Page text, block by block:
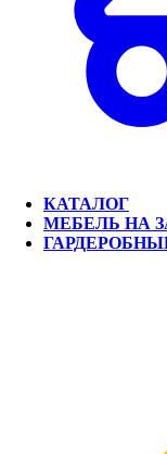
КАТАЛОГ
МЕБЕЛЬ НА